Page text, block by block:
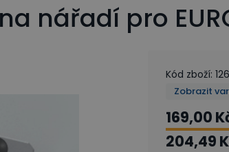
nářadí pro
Kód zboží:
Zobrazit
169,00
204,49